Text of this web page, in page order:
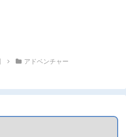
アドベンチャー